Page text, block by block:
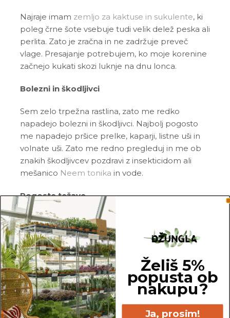
Najraje imam zemljo za kaktuse in sukulente, ki
poleg črne šote vsebuje tudi velik delež peska ali
perlita. Zato je zračna in ne zadržuje preveč
vlage. Presajanje potrebujem, ko moje korenine
začnejo kukati skozi luknje na dnu lonca.
Bolezni in škodljivci
Sem zelo trpežna rastlina, zato me redko
napadejo bolezni in škodljivci. Najbolj pogosto
me napadejo pršice prelke, kaparji, listne uši in
volnate uši. Zato me redno pregleduj in me ob
znakih škodljivcev pozdravi z insekticidom ali
mešanico Neem tonika in vode.
Pogoste težave
Gnitje:če si opazil_a gnitje mojih listov in/ali
korenin, si me po vsej verjetnosti prekomerno
zalil_a, ali pa me nisi zalival_a z namakanjem.
Prosim, da porežeš vse gnile korenine in liste ter
me premestiš v popolnoma svežo in zračno
zemljo. Od sedaj naprej me, prosim, zalivaj manj
pogosto.
Vihanje listov:če se moji listi vihajo navznoter,
Želiš 5%
popusta ob
nakupu?
Ja, prosim!